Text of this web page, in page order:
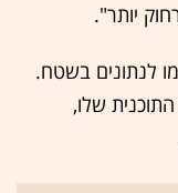
יותר".
לנתונים בשטח.
שלו,